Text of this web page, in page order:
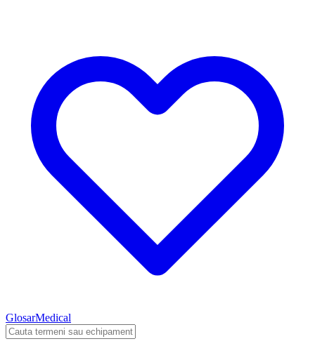
GlosarMedical
Cauta in glosarul medical